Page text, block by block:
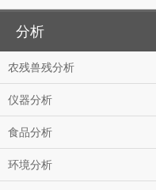
分析
农残兽残分析
仪器分析
食品分析
环境分析